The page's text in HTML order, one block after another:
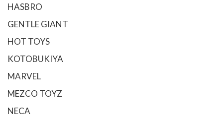
HASBRO
GENTLE GIANT
HOT TOYS
KOTOBUKIYA
MARVEL
MEZCO TOYZ
NECA